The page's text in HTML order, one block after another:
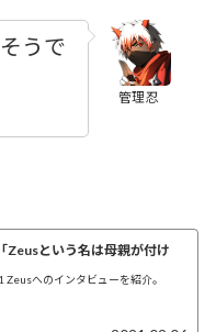
管理忍
うで
Zeusという名は母親が付け
へのインタビューを紹介。